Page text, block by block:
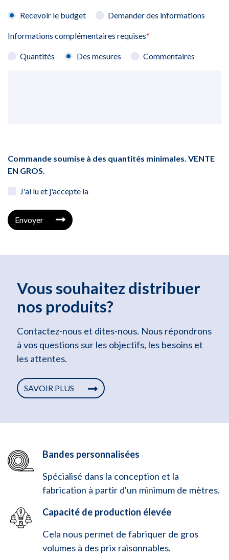
Recevoir le budget Demander des informations
Informations complémentaires requises*
Quantités Des mesures Commentaires
Commande soumise à des quantités minimales. VENTE
EN GROS.
J'ai lu et j'accepte la
Envoyer
Vous souhaitez distribuer
nos produits?
Contactez-nous et dites-nous. Nous répondrons
à vos questions sur les objectifs, les besoins et
les attentes.
SAVOIR PLUS
Bandes personnalisées
Spécialisé dans la conception et la
fabrication à partir d'un minimum de mètres.
Capacité de production élevée
Cela nous permet de fabriquer de gros
volumes à des prix raisonnables.